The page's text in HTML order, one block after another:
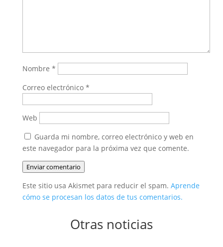
Nombre *
Correo electrónico *
Web
Guarda mi nombre, correo electrónico y web en
este navegador para la próxima vez que comente.
Enviar comentario
Este sitio usa Akismet para reducir el spam. Aprende
cómo se procesan los datos de tus comentarios.
Otras noticias